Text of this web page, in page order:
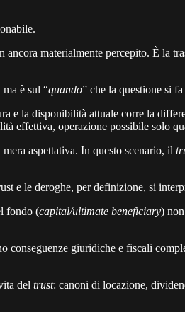
materialmente percepito. È la
è sul “quando” che la questione si
la disponibilità attuale corre la
effettiva, operazione possibile solo
aspettativa. In questo scenario, il
e le deroghe, per definizione, si
fondo (capital/ultimate beneficiary)
conseguenze giuridiche e fiscali
del trust: canoni di locazione,